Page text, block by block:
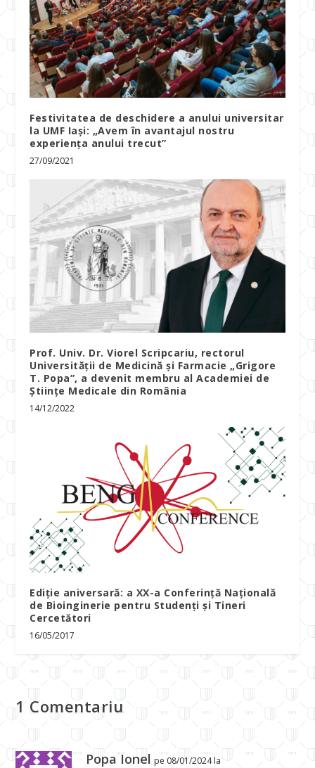
Festivitatea de deschidere a anului universitar
la UMF Iași: „Avem în avantajul nostru
experienţa anului trecut”
27/09/2021
Prof. Univ. Dr. Viorel Scripcariu, rectorul
Universității de Medicină și Farmacie „Grigore
T. Popa”, a devenit membru al Academiei de
Științe Medicale din România
14/12/2022
Ediție aniversară: a XX-a Conferință Națională
de Bioinginerie pentru Studenți și Tineri
Cercetători
16/05/2017
1 Comentariu
Popa Ionel pe 08/01/2024 la